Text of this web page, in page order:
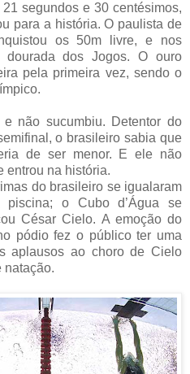
segundos e 30 centésimos,
para a história. O paulista de
os 50m livre, e nos
dourada dos Jogos. O ouro
pela primeira vez, sendo o
não sucumbiu. Detentor do
o brasileiro sabia que
de ser menor. E ele não
entrou na história.
do brasileiro se igualaram
o Cubo d’Água se
César Cielo. A emoção do
pódio fez o público ter uma
aplausos ao choro de Cielo
natação.